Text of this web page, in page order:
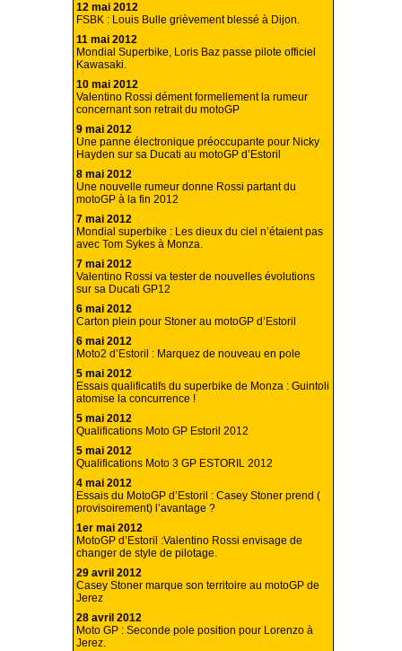
12 mai 2012
FSBK : Louis Bulle grièvement blessé à Dijon.
11 mai 2012
Mondial Superbike, Loris Baz passe pilote officiel
Kawasaki.
10 mai 2012
Valentino Rossi dément formellement la rumeur
concernant son retrait du motoGP
9 mai 2012
Une panne électronique préoccupante pour Nicky
Hayden sur sa Ducati au motoGP d’Estoril
8 mai 2012
Une nouvelle rumeur donne Rossi partant du
motoGP à la fin 2012
7 mai 2012
Mondial superbike : Les dieux du ciel n’étaient pas
avec Tom Sykes à Monza.
7 mai 2012
Valentino Rossi va tester de nouvelles évolutions
sur sa Ducati GP12
6 mai 2012
Carton plein pour Stoner au motoGP d’Estoril
6 mai 2012
Moto2 d’Estoril : Marquez de nouveau en pole
5 mai 2012
Essais qualificatifs du superbike de Monza : Guintoli
atomise la concurrence !
5 mai 2012
Qualifications Moto GP Estoril 2012
5 mai 2012
Qualifications Moto 3 GP ESTORIL 2012
4 mai 2012
Essais du MotoGP d’Estoril : Casey Stoner prend (
provisoirement) l’avantage ?
1er mai 2012
MotoGP d’Estoril :Valentino Rossi envisage de
changer de style de pilotage.
29 avril 2012
Casey Stoner marque son territoire au motoGP de
Jerez
28 avril 2012
Moto GP : Seconde pole position pour Lorenzo à
Jerez.